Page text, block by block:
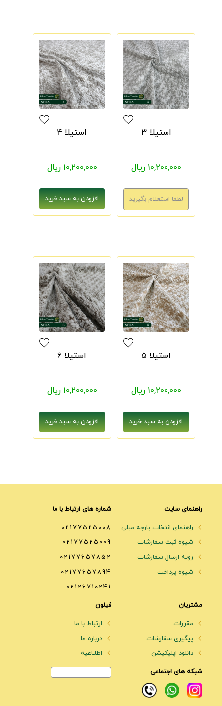
استیلا 3
10,200,000 ریال
استیلا 4
10,200,000 ریال
استیلا 5
10,200,000 ریال
استیلا 6
10,200,000 ریال
راهنمای سایت
راهنمای انتخاب پارچه مبلی
شیوه ثبت سفارشات
رویه ارسال سفارشات
شیوه پرداخت
شماره های ارتباط با ما
02177525008
02177525009
02177657852
02177657894
02126710241
مشتریان
مقررات
پیگیری سفارشات
دانلود اپلیکیشن
فیلون
ارتباط با ما
درباره ما
اطلـاعیه
شبکه های اجتماعی